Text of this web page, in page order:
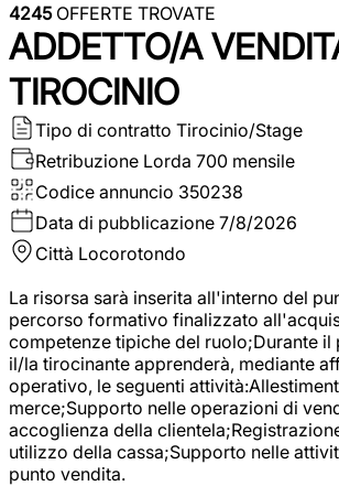
4245OFFERTE TROVATE
ADDETTO/A
TIROCINIO
Tipo di contratto Tirocinio/Stage
Retribuzione Lorda 700 mensile
Codice annuncio 350238
Data di pubblicazione 7/8/2026
Città Locorotondo
La risorsa sarà inserita all'interno del
percorso formativo finalizzato
competenze tipiche del ruolo;Durante
il/la tirocinante apprenderà, mediante
operativo, le seguenti
merce;Supporto nelle operazioni di
accoglienza della
utilizzo della cassa;Supporto nelle
punto vendita.